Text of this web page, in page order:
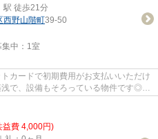
駅 徒歩21分
西野山階町39-50
中： 1室
カードで初期費用がお支払いいただけ
で、設備もそろっている物件です◎き
益費 4,000円)